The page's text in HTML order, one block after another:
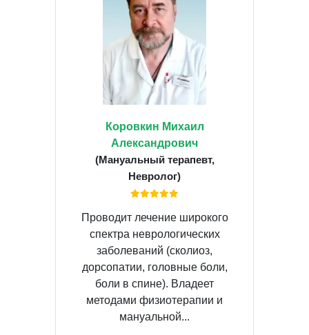
Коровкин Михаил
Александрович
(Мануальный терапевт,
Невролог)
Проводит лечение широкого
спектра неврологических
заболеваний (сколиоз,
дорсопатии, головные боли,
боли в спине). Владеет
методами физиотерапии и
мануальной...